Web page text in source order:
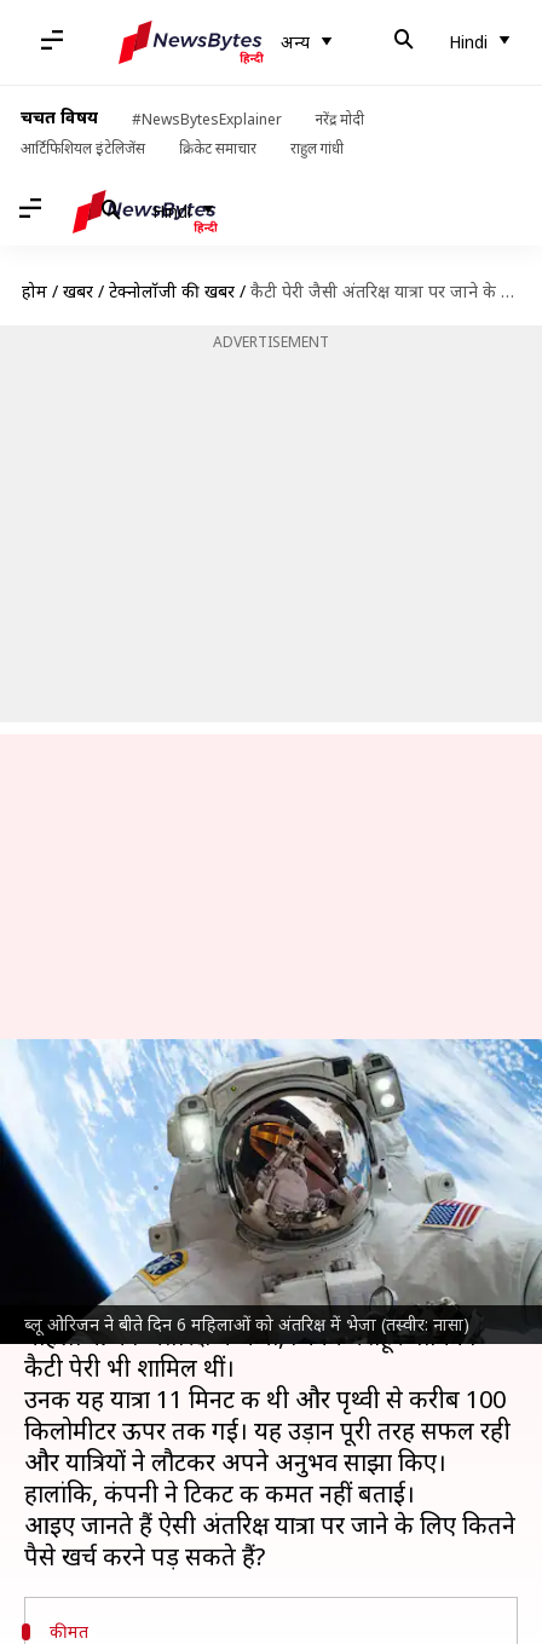
अन्य Hindi
चर्चित विषय #NewsBytesExplainer
नरेंद्र मोदी
आर्टिफिशियल इंटेलिजेंस
क्रिकेट समाचार राहुल गांधी
Hindi
होम / खबरें / टेक्नोलॉजी की खबरें / कैटी पेरी जैसी अंतरिक्ष यात्रा पर जाने के लिए कितने पैसे करने पड़ सकते हैं खर्च?
ADVERTISEMENT
ब्लू ओरिजन ने बीते दिन 6 महिलाओं को अंतरिक्ष में भेजा (तस्वीर: नासा)
कैटी पेरी जैसी अंतरिक्ष यात्रा पर जाने
के लिए कितने पैसे करने पड़ सकते हैं
खर्च?
लेखन बिश्वजीत कुमार Apr 15, 2025 06:32 pm
क्या है खबर?
जेफ बेजोसकी अंतरिक्ष कंपनीब्लू ओरिजनने बीते दिन 6
महिलाओं को अंतरिक्ष में भेजा, जिनमें मशहूर गायिका
कैटी पेरी भी शामिल थीं।
उनकी यह यात्रा 11 मिनट की थी और पृथ्वी से करीब 100
किलोमीटर ऊपर तक गई। यह उड़ान पूरी तरह सफल रही
और यात्रियों ने लौटकर अपने अनुभव साझा किए।
हालांकि, कंपनी ने टिकट की कीमत नहीं बताई।
आइए जानते हैं ऐसी अंतरिक्ष यात्रा पर जाने के लिए कितने
कीमत